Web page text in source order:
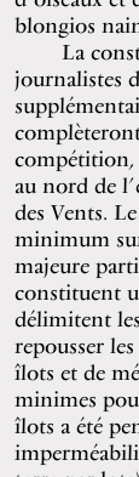
blongios
La
journalistes
compétition,
au nord de
des Vents.
minimum
majeure
constituent
délimitent
repousser
îlots et de
minimes
îlots a été